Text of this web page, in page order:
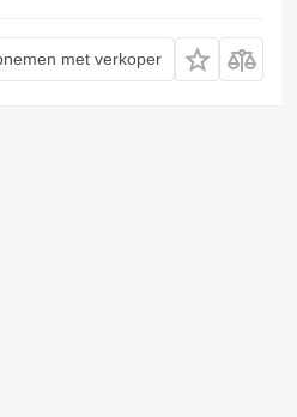
met verkoper